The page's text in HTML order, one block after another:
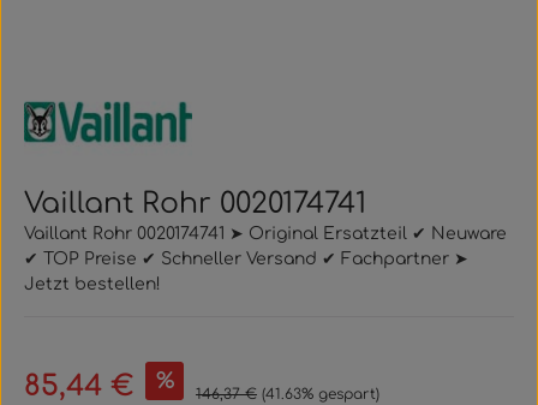
Vaillant Rohr 0020174741
Vaillant Rohr 0020174741 ➤ Original Ersatzteil ✔ Neuware
✔ TOP Preise ✔ Schneller Versand ✔ Fachpartner ➤
Jetzt bestellen!
Verkaufspreis:
85,44 € % Regulärer Preis:
146,37 € (41.63% gespart)